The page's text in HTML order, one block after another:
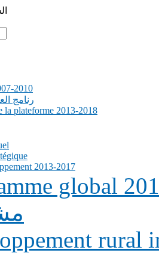
2010
رنامج العمل
la plateforme 2013-2018
2013-2017
global
rural